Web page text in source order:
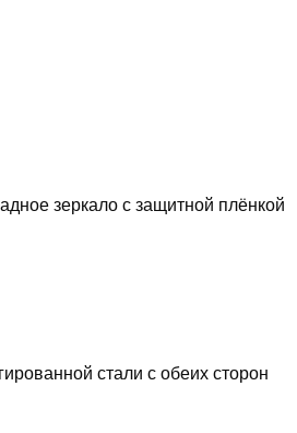
зеркало с защитной плёнкой
стали с обеих сторон